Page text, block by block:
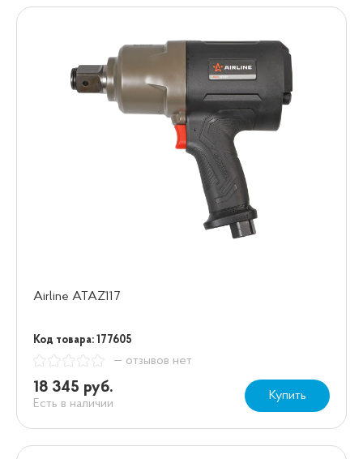
Airline ATAZ117
Код товара: 177605
— отзывов нет
18 345 руб.
Есть в наличии
Купить